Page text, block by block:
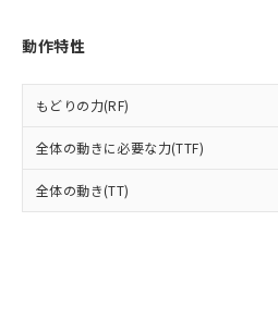
動作特性
もどりの力(RF)
全体の動きに必要な力(TTF)
全体の動き(TT)
および当社の共同利
品・サービスに関す
をご了承ください。
の共同利用に関して"
用者の範囲」に記載
とができます。
EU RoHS指令（10物質）
51物質の非含有証明書（当
※本証明書は発行日時点